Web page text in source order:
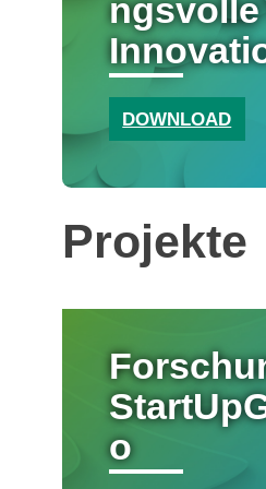
ngsvolle
DOWNLOAD
Projekte
o